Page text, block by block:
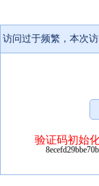
访问过于频繁，本次访
验证码初始